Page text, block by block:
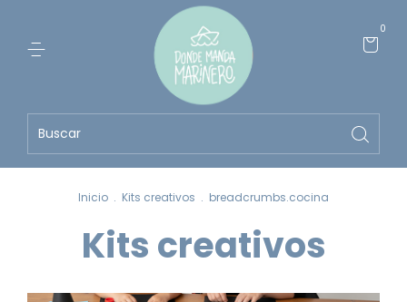
0
Inicio . Kits creativos . breadcrumbs.cocina
Kits creativos